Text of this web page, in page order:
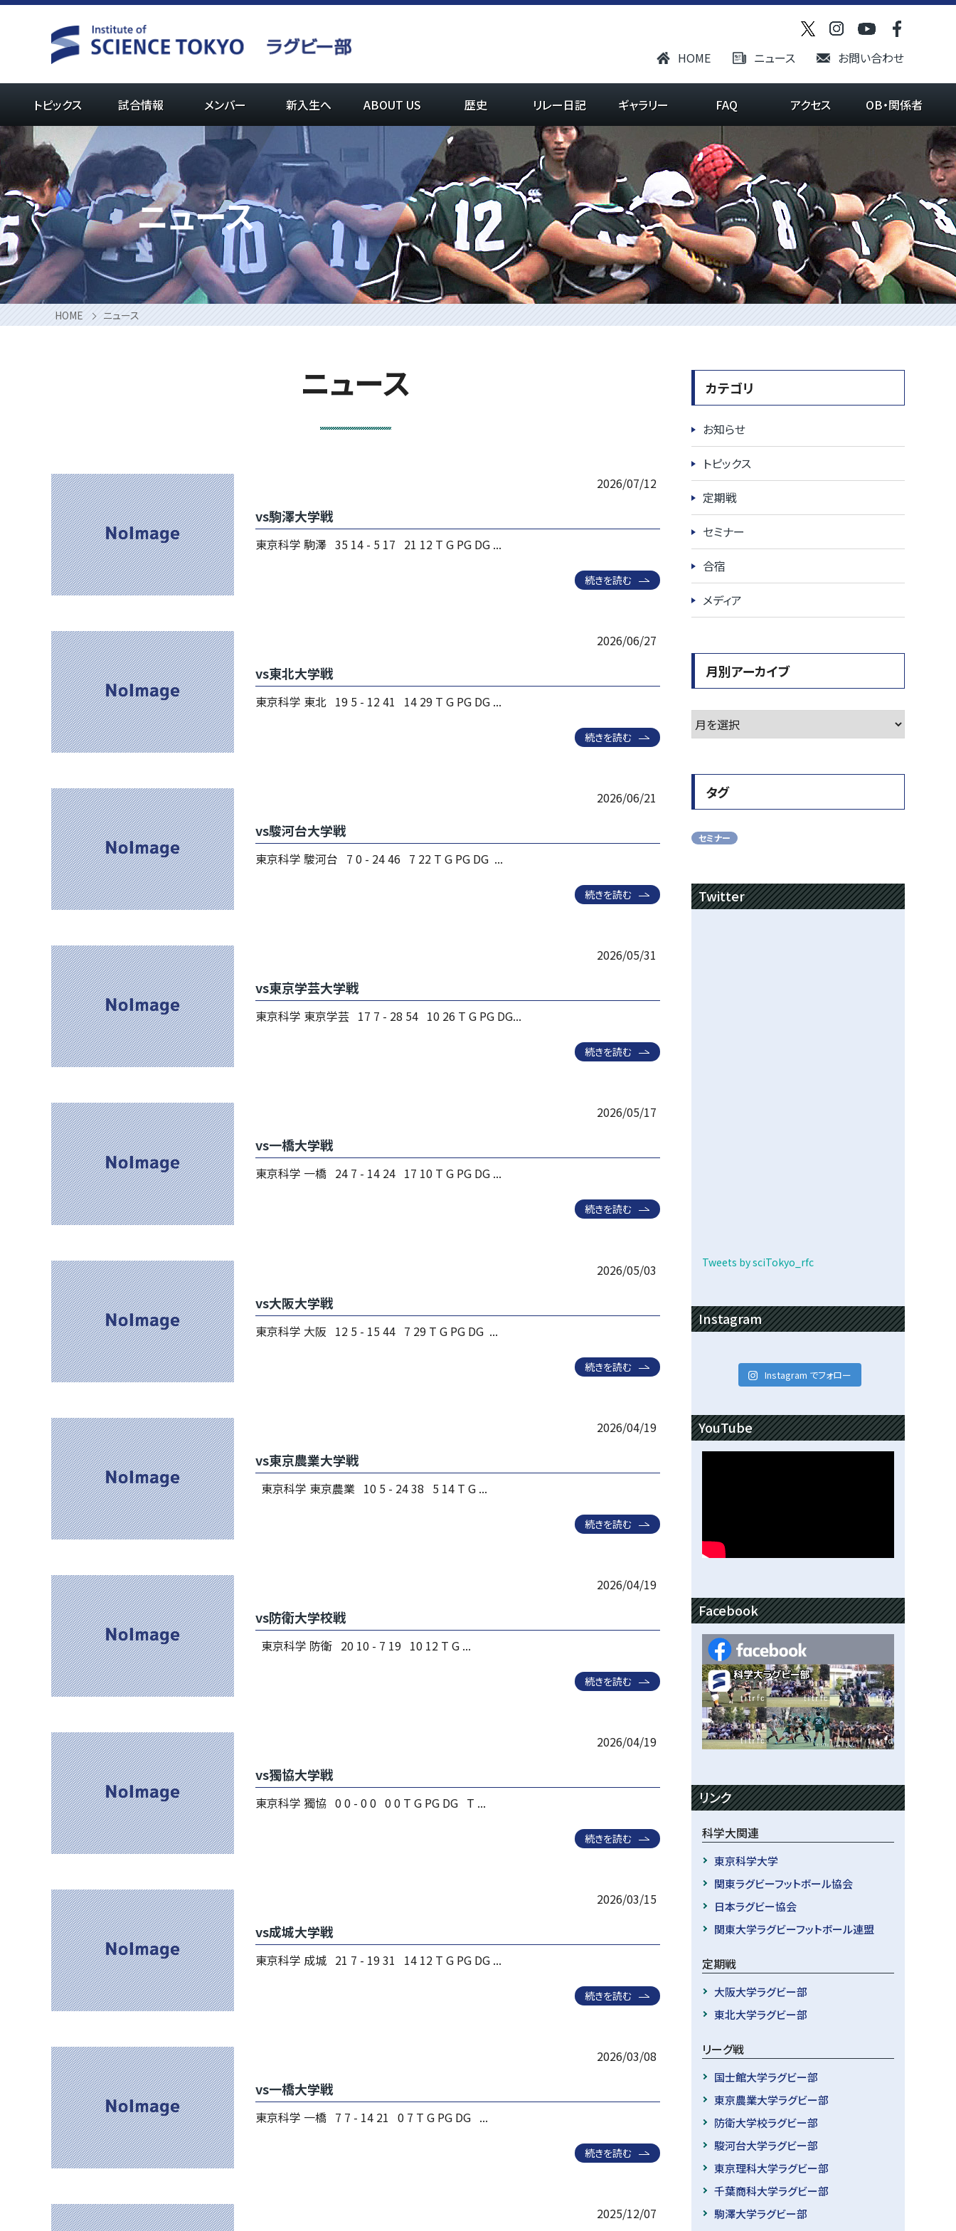
Skip
HOME ニュース お問い合わせ
トピックス 試合情報 メンバー 新入生へ ABOUT US 歴史 リレー日記 ギャラリー FAQ アクセス OB・関係者
ニュース
HOME ニュース
ニュース
2026/07/12
vs駒澤大学戦
東京科学 駒澤 35 14 - 5 17 21 12 T G PG DG ...
続きを読む
2026/06/27
vs東北大学戦
東京科学 東北 19 5 - 12 41 14 29 T G PG DG ...
続きを読む
2026/06/21
vs駿河台大学戦
東京科学 駿河台 7 0 - 24 46 7 22 T G PG DG ...
続きを読む
2026/05/31
vs東京学芸大学戦
東京科学 東京学芸 17 7 - 28 54 10 26 T G PG DG...
続きを読む
2026/05/17
vs一橋大学戦
東京科学 一橋 24 7 - 14 24 17 10 T G PG DG ...
続きを読む
2026/05/03
vs大阪大学戦
東京科学 大阪 12 5 - 15 44 7 29 T G PG DG ...
続きを読む
2026/04/19
vs東京農業大学戦
東京科学 東京農業 10 5 - 24 38 5 14 T G ...
続きを読む
2026/04/19
vs防衛大学校戦
東京科学 防衛 20 10 - 7 19 10 12 T G ...
続きを読む
2026/04/19
vs獨協大学戦
東京科学 獨協 0 0 - 0 0 0 0 T G PG DG T ...
続きを読む
2026/03/15
vs成城大学戦
東京科学 成城 21 7 - 19 31 14 12 T G PG DG ...
続きを読む
2026/03/08
vs一橋大学戦
東京科学 一橋 7 7 - 14 21 0 7 T G PG DG ...
続きを読む
2025/12/07
カテゴリ
お知らせ
トピックス
定期戦
セミナー
合宿
メディア
月別アーカイブ
タグ
セミナー
Twitter
Tweets by sciTokyo_rfc
Instagram
Instagram でフォロー
YouTube
Facebook
リンク
科学大関連
東京科学大学
関東ラグビーフットボール協会
日本ラグビー協会
関東大学ラグビーフットボール連盟
定期戦
大阪大学ラグビー部
東北大学ラグビー部
リーグ戦
国士館大学ラグビー部
東京農業大学ラグビー部
防衛大学校ラグビー部
駿河台大学ラグビー部
東京理科大学ラグビー部
千葉商科大学ラグビー部
駒澤大学ラグビー部